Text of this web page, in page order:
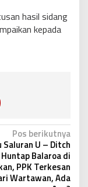
hasil sidang
kepada
Pos berikutnya
Saluran U – Ditch
Huntap Balaroa di
PPK Terkesan
Wartawan, Ada